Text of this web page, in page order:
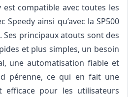
est compatible avec toutes les
Speedy ainsi qu’avec la SP500
Ses principaux atouts sont des
et plus simples, un besoin
une automatisation fiable et
pérenne, ce qui en fait une
efficace pour les utilisateurs